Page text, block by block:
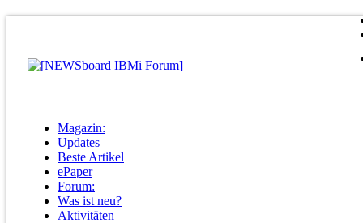
Magazin:
Updates
Beste Artikel
ePaper
Forum:
Was ist neu?
Aktivitäten